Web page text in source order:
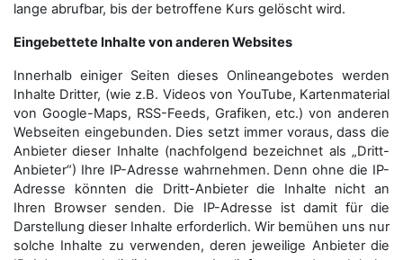
lange abrufbar, bis der betroffene Kurs gelöscht wird.
Eingebettete Inhalte von anderen Websites
Innerhalb einiger Seiten dieses Onlineangebotes werden
Inhalte Dritter, (wie z.B. Videos von YouTube, Kartenmaterial
von Google-Maps, RSS-Feeds, Grafiken, etc.) von anderen
Webseiten eingebunden. Dies setzt immer voraus, dass die
Anbieter dieser Inhalte (nachfolgend bezeichnet als „Dritt-
Anbieter“) Ihre IP-Adresse wahrnehmen. Denn ohne die IP-
Adresse könnten die Dritt-Anbieter die Inhalte nicht an
Ihren Browser senden. Die IP-Adresse ist damit für die
Darstellung dieser Inhalte erforderlich. Wir bemühen uns nur
solche Inhalte zu verwenden, deren jeweilige Anbieter die